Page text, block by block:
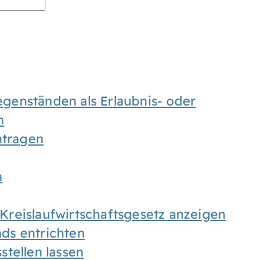
als Erlaubnis- oder
anzeigen
entrichten
lassen